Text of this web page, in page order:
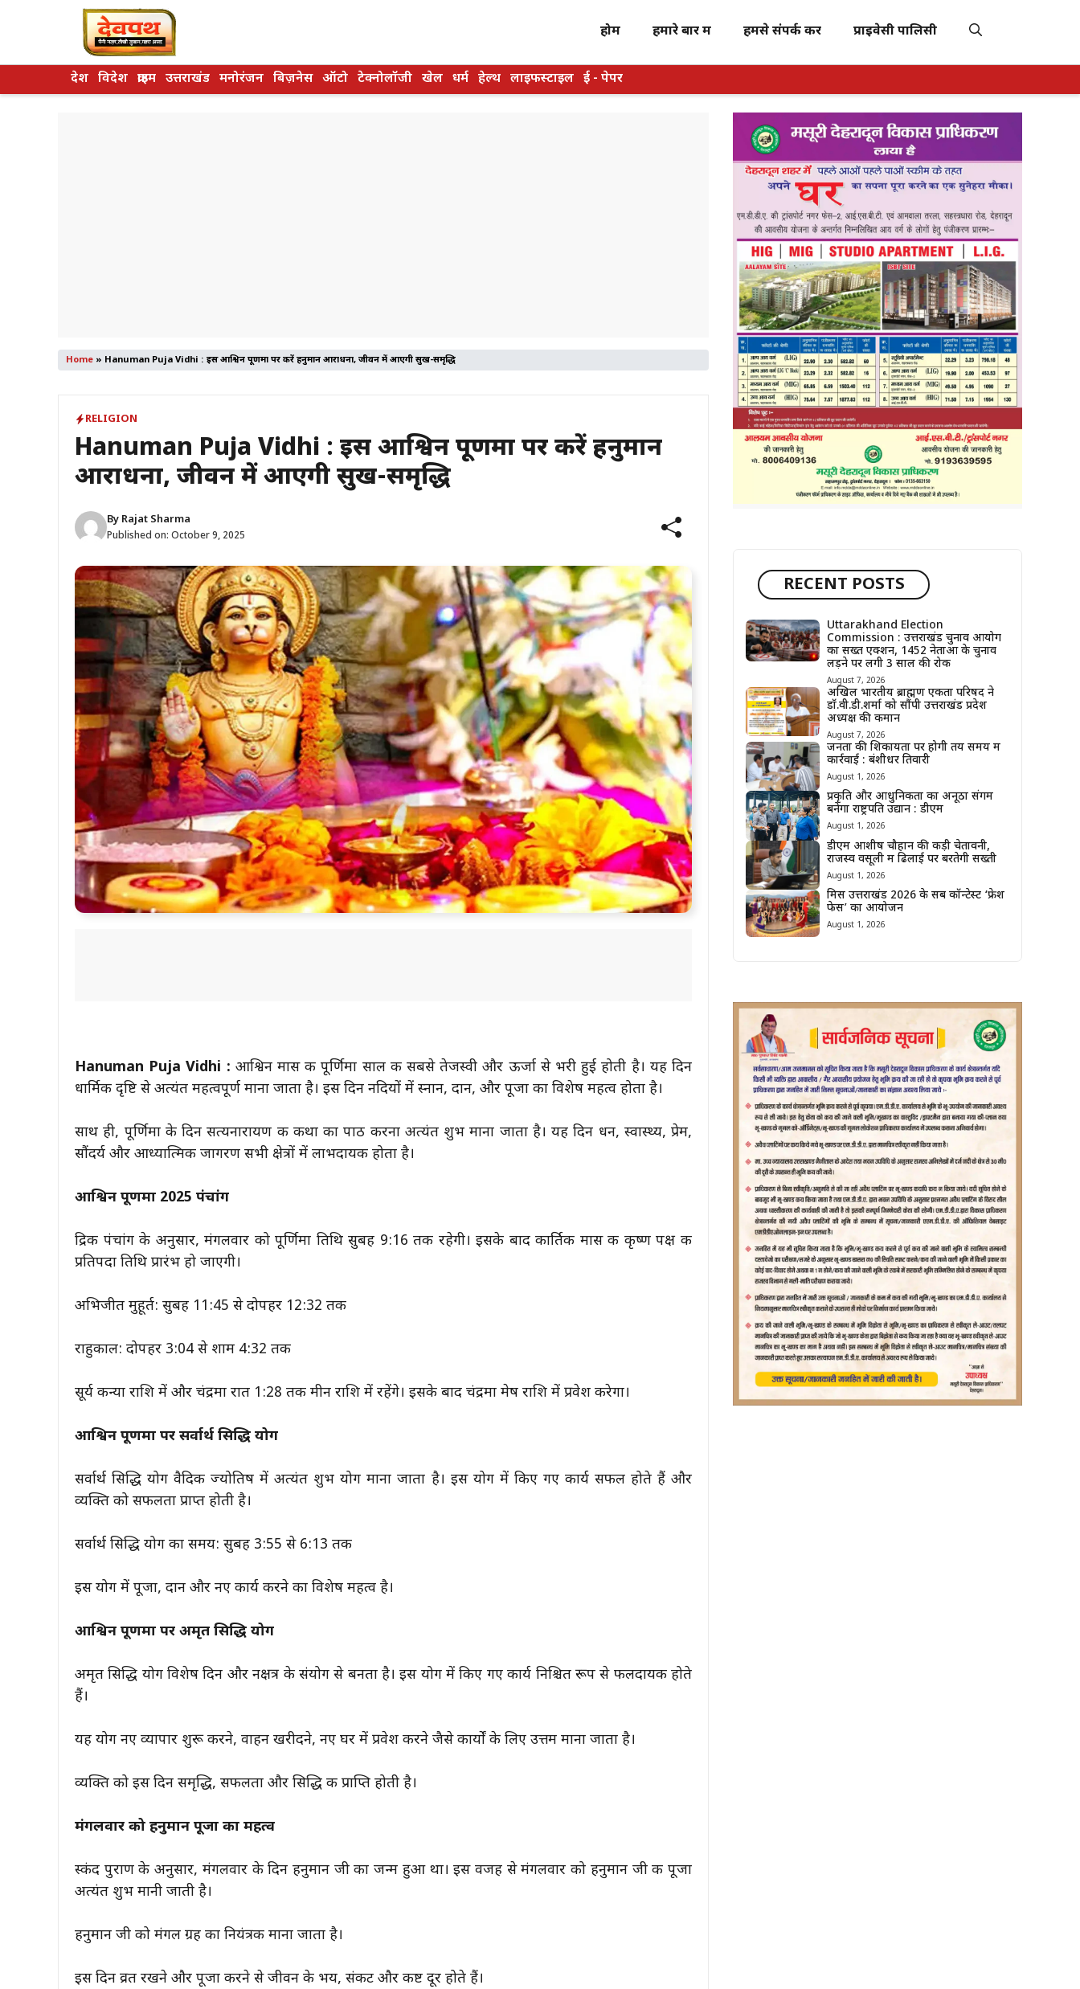
होम हमारे बारें में हमसे संपर्क करें प्राइवेसी पालिसी
देश विदेश क्राइम उत्तराखंड मनोरंजन बिज़नेस ऑटो टेक्नोलॉजी खेल धर्म हेल्थ लाइफस्टाइल ई - पेपर
Home » Hanuman Puja Vidhi : इस आश्विन पूर्णिमा पर करें हनुमान आराधना, जीवन में आएगी सुख-समृद्धि
RELIGION
Hanuman Puja Vidhi : इस आश्विन पूर्णिमा पर करें हनुमान
आराधना, जीवन में आएगी सुख-समृद्धि
By Rajat Sharma
Published on: October 9, 2025
Hanuman Puja Vidhi : आश्विन मास की पूर्णिमा साल की सबसे तेजस्वी और ऊर्जा से भरी हुई होती है। यह दिन
धार्मिक दृष्टि से अत्यंत महत्वपूर्ण माना जाता है। इस दिन नदियों में स्नान, दान, और पूजा का विशेष महत्व होता है।
साथ ही, पूर्णिमा के दिन सत्यनारायण की कथा का पाठ करना अत्यंत शुभ माना जाता है। यह दिन धन, स्वास्थ्य, प्रेम,
सौंदर्य और आध्यात्मिक जागरण सभी क्षेत्रों में लाभदायक होता है।
आश्विन पूर्णिमा 2025 पंचांग
द्रिक पंचांग के अनुसार, मंगलवार को पूर्णिमा तिथि सुबह 9:16 तक रहेगी। इसके बाद कार्तिक मास की कृष्ण पक्ष की
प्रतिपदा तिथि प्रारंभ हो जाएगी।
अभिजीत मुहूर्त: सुबह 11:45 से दोपहर 12:32 तक
राहुकाल: दोपहर 3:04 से शाम 4:32 तक
सूर्य कन्या राशि में और चंद्रमा रात 1:28 तक मीन राशि में रहेंगे। इसके बाद चंद्रमा मेष राशि में प्रवेश करेगा।
आश्विन पूर्णिमा पर सर्वार्थ सिद्धि योग
सर्वार्थ सिद्धि योग वैदिक ज्योतिष में अत्यंत शुभ योग माना जाता है। इस योग में किए गए कार्य सफल होते हैं और
व्यक्ति को सफलता प्राप्त होती है।
सर्वार्थ सिद्धि योग का समय: सुबह 3:55 से 6:13 तक
इस योग में पूजा, दान और नए कार्य करने का विशेष महत्व है।
आश्विन पूर्णिमा पर अमृत सिद्धि योग
अमृत सिद्धि योग विशेष दिन और नक्षत्र के संयोग से बनता है। इस योग में किए गए कार्य निश्चित रूप से फलदायक होते
हैं।
यह योग नए व्यापार शुरू करने, वाहन खरीदने, नए घर में प्रवेश करने जैसे कार्यों के लिए उत्तम माना जाता है।
व्यक्ति को इस दिन समृद्धि, सफलता और सिद्धि की प्राप्ति होती है।
मंगलवार को हनुमान पूजा का महत्व
स्कंद पुराण के अनुसार, मंगलवार के दिन हनुमान जी का जन्म हुआ था। इस वजह से मंगलवार को हनुमान जी की पूजा
अत्यंत शुभ मानी जाती है।
हनुमान जी को मंगल ग्रह का नियंत्रक माना जाता है।
इस दिन व्रत रखने और पूजा करने से जीवन के भय, संकट और कष्ट दूर होते हैं।
RECENT POSTS
Uttarakhand Election
Commission : उत्तराखंड चुनाव आयोग
का सख्त एक्शन, 1452 नेताओं के चुनाव
लड़ने पर लगी 3 साल की रोक
August 7, 2026
अखिल भारतीय ब्राह्मण एकता परिषद ने
डॉ.वी.डी.शर्मा को सौंपी उत्तराखंड प्रदेश
अध्यक्ष की कमान
August 7, 2026
जनता की शिकायतों पर होगी तय समय में
कार्रवाई : बंशीधर तिवारी
August 1, 2026
प्रकृति और आधुनिकता का अनूठा संगम
बनेगा राष्ट्रपति उद्यान : डीएम
August 1, 2026
डीएम आशीष चौहान की कड़ी चेतावनी,
राजस्व वसूली में ढिलाई पर बरतेगी सख्ती
August 1, 2026
मिस उत्तराखंड 2026 के सब कॉन्टेस्ट ‘फ्रेश
फेस’ का आयोजन
August 1, 2026